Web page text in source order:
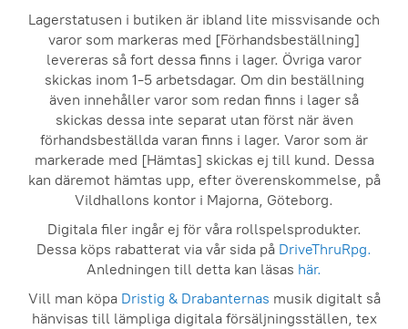
Lagerstatusen i butiken är ibland lite missvisande och
varor som markeras med [Förhandsbeställning]
levereras så fort dessa finns i lager. Övriga varor
skickas inom 1-5 arbetsdagar. Om din beställning
även innehåller varor som redan finns i lager så
skickas dessa inte separat utan först när även
förhandsbeställda varan finns i lager. Varor som är
markerade med [Hämtas] skickas ej till kund. Dessa
kan däremot hämtas upp, efter överenskommelse, på
Vildhallons kontor i Majorna, Göteborg.
Digitala filer ingår ej för våra rollspelsprodukter.
Dessa köps rabatterat via vår sida på DriveThruRpg.
Anledningen till detta kan läsas här.
Vill man köpa Dristig & Drabanternas musik digitalt så
hänvisas till lämpliga digitala försäljningsställen, tex